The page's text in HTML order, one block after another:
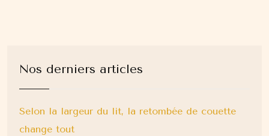
Nos derniers articles
Selon la largeur du lit, la retombée de couette
change tout